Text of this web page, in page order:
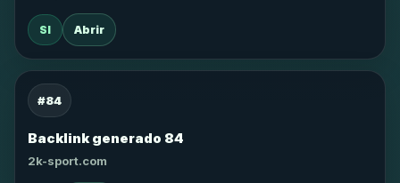
SI Abrir
#84
Backlink generado 84
2k-sport.com